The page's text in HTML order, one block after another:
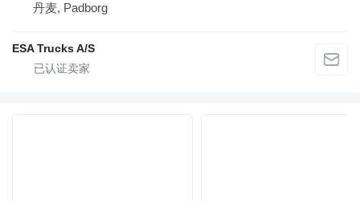
丹麦, Padborg
ESA Trucks A/S